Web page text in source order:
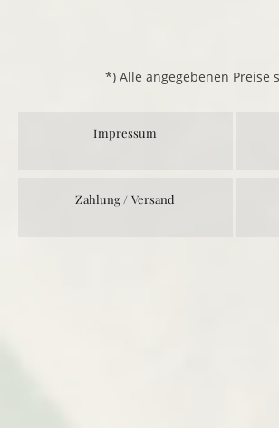
*) Alle angegebenen Preise
Impressum
Zahlung / Versand